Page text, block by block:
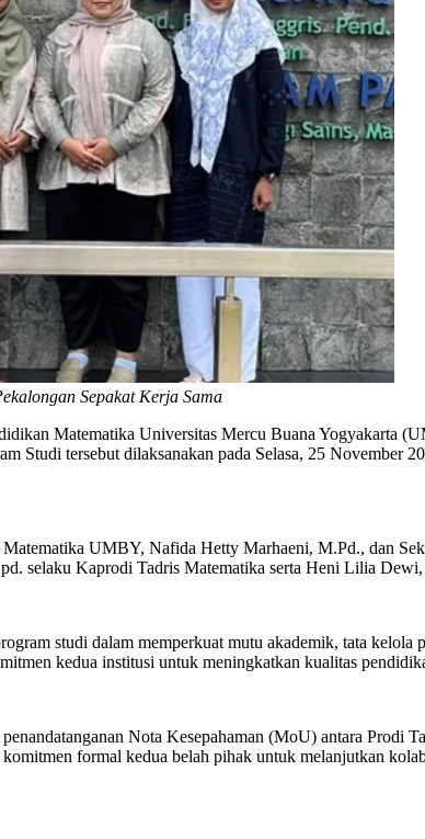
Sepakat Kerja Sama
Matematika Universitas Mercu Buana Yogyakarta
Studi tersebut dilaksanakan pada Selasa, 25
UMBY, Nafida Hetty Marhaeni, M.Pd., dan
selaku Kaprodi Tadris Matematika serta Heni Lilia
studi dalam memperkuat mutu akademik, tata
kedua institusi untuk meningkatkan kualitas
Nota Kesepahaman (MoU) antara
formal kedua belah pihak untuk melanjutkan